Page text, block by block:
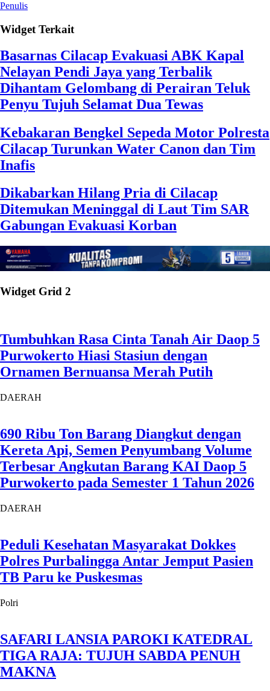
Penulis
Widget Terkait
Basarnas Cilacap Evakuasi ABK Kapal
Nelayan Pendi Jaya yang Terbalik
Dihantam Gelombang di Perairan Teluk
Penyu Tujuh Selamat Dua Tewas
Kebakaran Bengkel Sepeda Motor Polresta
Cilacap Turunkan Water Canon dan Tim
Inafis
Dikabarkan Hilang Pria di Cilacap
Ditemukan Meninggal di Laut Tim SAR
Gabungan Evakuasi Korban
Widget Grid 2
Tumbuhkan Rasa Cinta Tanah Air Daop 5
Purwokerto Hiasi Stasiun dengan
Ornamen Bernuansa Merah Putih
DAERAH
690 Ribu Ton Barang Diangkut dengan
Kereta Api, Semen Penyumbang Volume
Terbesar Angkutan Barang KAI Daop 5
Purwokerto pada Semester 1 Tahun 2026
DAERAH
Peduli Kesehatan Masyarakat Dokkes
Polres Purbalingga Antar Jemput Pasien
TB Paru ke Puskesmas
Polri
SAFARI LANSIA PAROKI KATEDRAL
TIGA RAJA: TUJUH SABDA PENUH
MAKNA